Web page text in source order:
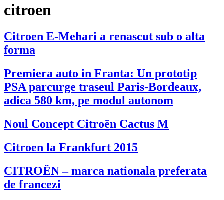
citroen
Citroen E-Mehari a renascut sub o alta
forma
Premiera auto in Franta: Un prototip
PSA parcurge traseul Paris-Bordeaux,
adica 580 km, pe modul autonom
Noul Concept Citroën Cactus M
Citroen la Frankfurt 2015
CITROËN – marca nationala preferata
de francezi